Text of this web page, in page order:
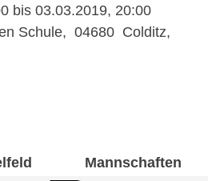
bis03.03.2019, 20:00
Schule
04680 Colditz
Mannschaften